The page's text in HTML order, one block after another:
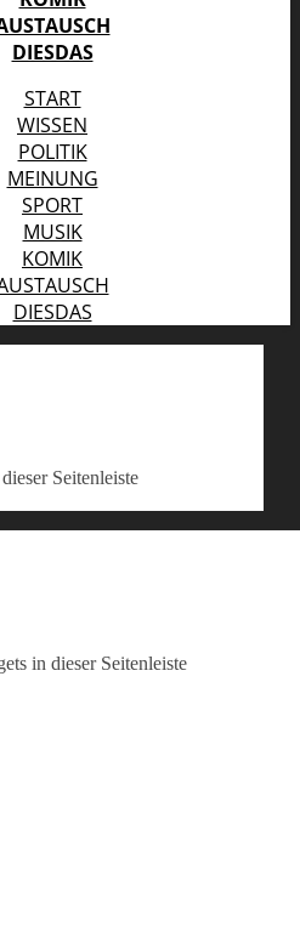
DIESDAS
START
WISSEN
POLITIK
MEINUNG
SPORT
MUSIK
KOMIK
DIESDAS
Seitenleiste
in dieser Seitenleiste